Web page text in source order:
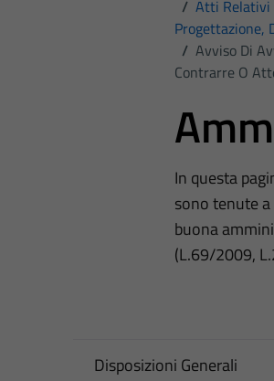
/ Atti Relativi
Progettazione,
/ Avviso Di
Contrarre O
In questa
sono tenute
buona
(L.69/2009,
Disposizioni Generali